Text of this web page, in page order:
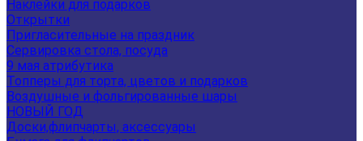
Наклейки для подарков
Открытки
Пригласительные на праздник
Сервировка стола, посуда
9 мая атрибутика
Топперы для торта, цветов и подарков
Воздушные и фольгированные шары
НОВЫЙ ГОД
Доски,флипчарты, аксессуары